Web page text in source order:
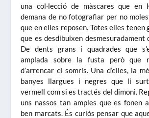
una col·lecció de màscares que en
demana de no fotografiar per no
que en elles reposen. Totes elles tenen
que es desdibuixen desmesuradament
De dents grans i quadrades que
amplada sobre la fusta però que
d’arrencar el somrís. Una d’elles, la
banyes llargues i negres que li
vermell com si es tractés del dimoni.
uns nassos tan amples que es fonen
ben marcats. És curiós pensar que